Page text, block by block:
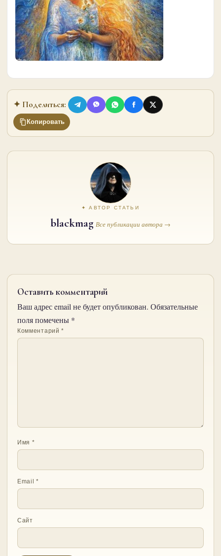
✦ Поделиться:
Копировать
✦ АВТОР СТАТЬИ
blackmag Все публикации автора →
Оставить комментарий
Ваш адрес email не будет опубликован. Обязательные
поля помечены *
Комментарий*
Имя *
Email*
Сайт